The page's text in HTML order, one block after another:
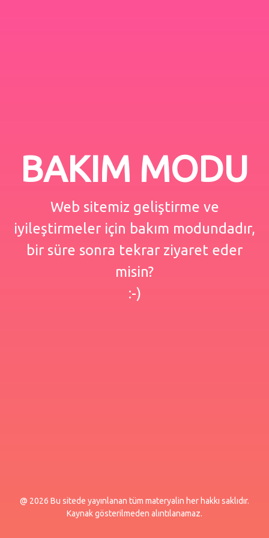
BAKIM MODU
Web sitemiz geliştirme ve
iyileştirmeler için bakım modundadır,
bir süre sonra tekrar ziyaret eder
misin?
:-)
@ 2026 Bu sitede yayınlanan tüm materyalin her hakkı saklıdır.
Kaynak gösterilmeden alıntılanamaz.